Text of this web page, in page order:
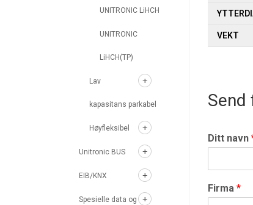
VEKT
Send
Ditt navn
Firma*
UNITRONIC LiHCH
UNITRONIC
LiHCH(TP)
Lav
kapasitans parkabel
Høyfleksibel
Unitronic BUS
EIB/KNX
Spesielle data og